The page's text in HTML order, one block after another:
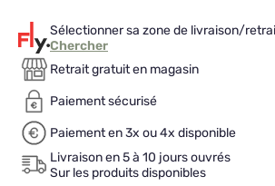
Sélectionner sa zone de livraison/
Chercher
Retrait gratuit en magasin
Paiement sécurisé
Paiement en 3x ou 4x disponible
Livraison en 5 à 10 jours ouvrés
Sur les produits disponibles